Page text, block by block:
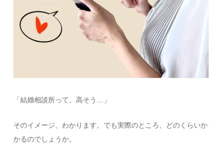
「結婚相談所って、高そう…」
そのイメージ、わかります。でも実際のところ、どのくらいか
かるのでしょうか。